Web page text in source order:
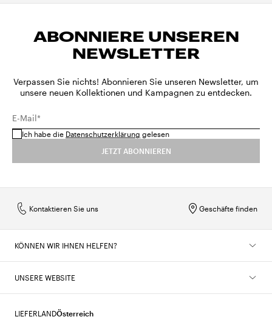
ABONNIERE UNSEREN
NEWSLETTER
Verpassen Sie nichts! Abonnieren Sie unseren Newsletter, um
unsere neuen Kollektionen und Kampagnen zu entdecken.
E-Mail*
Ich habe die Datenschutzerklärung gelesen
JETZT ABONNIEREN
Geschäfte finden
Kontaktieren Sie uns
KÖNNEN WIR IHNEN HELFEN?
UNSERE WEBSITE
LIEFERLANDÖsterreich